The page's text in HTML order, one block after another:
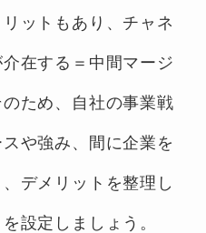
ットもあり、チャネ
在する＝中間マージ
ため、自社の事業戦
や強み、間に企業を
デメリットを整理し
設定しましょう。